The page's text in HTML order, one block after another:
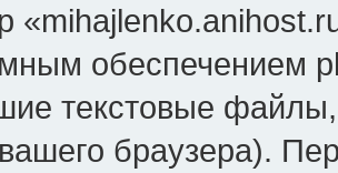
обеспечением
текстовые
браузера).